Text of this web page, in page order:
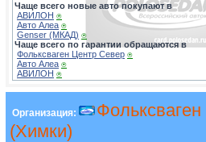
Чаще всего новые авто покупают в
АВИЛОН ⍟
Авто Алеа ⍟
Genser (МКАД) ⍟
Чаще всего по гарантии обращаются в
Фольксваген Центр Север ⍟
Авто Алеа ⍟
АВИЛОН ⍟
Организация:
(Химки)